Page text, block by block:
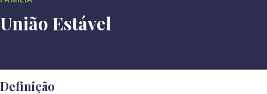
União Estável
Definição